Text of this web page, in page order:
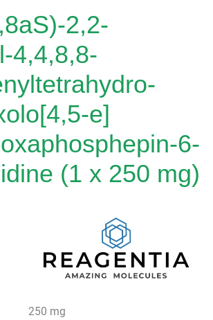
2,2-
4,4,8,8-
e]
6-
(1 x 250 mg)
250 mg